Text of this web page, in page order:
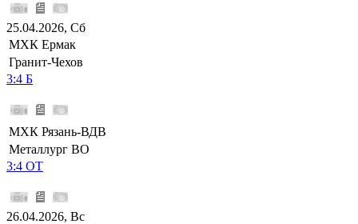
25.04.2026, Сб
МХК Ермак
Гранит-Чехов
3:4 Б
МХК Рязань-ВДВ
Металлург ВО
3:4 ОТ
26.04.2026, Вс